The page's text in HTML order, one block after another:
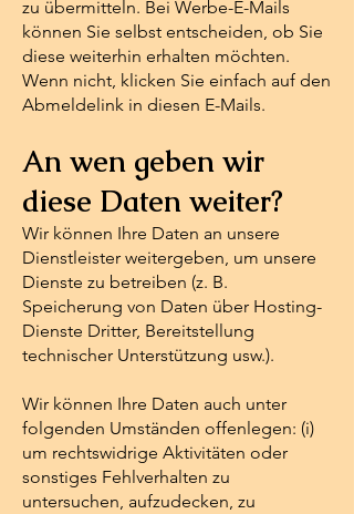
zu übermitteln. Bei Werbe-E-Mails
können Sie selbst entscheiden, ob Sie
diese weiterhin erhalten möchten.
Wenn nicht, klicken Sie einfach auf den
Abmeldelink in diesen E-Mails.
An wen geben wir
diese Daten weiter?
Wir können Ihre Daten an unsere
Dienstleister weitergeben, um unsere
Dienste zu betreiben (z. B.
Speicherung von Daten über Hosting-
Dienste Dritter, Bereitstellung
technischer Unterstützung usw.).
Wir können Ihre Daten auch unter
folgenden Umständen offenlegen: (i)
um rechtswidrige Aktivitäten oder
sonstiges Fehlverhalten zu
untersuchen, aufzudecken, zu